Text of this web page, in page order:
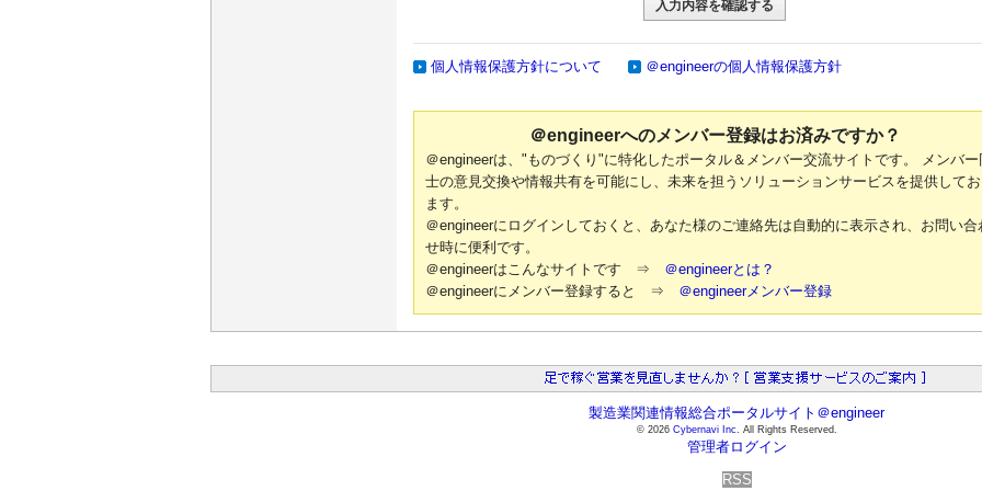
個人情報保護方針について ＠engineerの個人情報保護方針
＠engineerへのメンバー登録はお済みですか？
＠engineerは、"ものづくり"に特化したポータル＆メンバー交流サイトです。 メンバー
士の意見交換や情報共有を可能にし、未来を担うソリューションサービスを提供してお
ます。
＠engineerにログインしておくと、あなた様のご連絡先は自動的に表示され、お問い合
せ時に便利です。
＠engineerはこんなサイトです ⇒ ＠engineerとは？
＠engineerにメンバー登録すると ⇒ ＠engineerメンバー登録
製造業関連情報総合ポータルサイト＠engineer
© 2026 Cybernavi Inc. All Rights Reserved.
管理者ログイン
RSS